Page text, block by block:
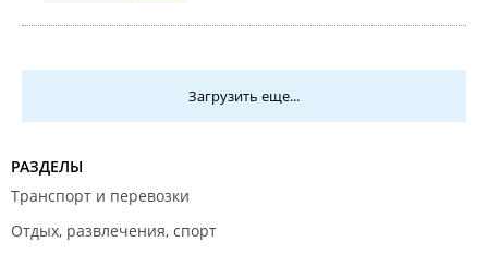
процветания Вам и Вашей компании!!! Вы Профи в
Загрузить еще...
РАЗДЕЛЫ
Транспорт и перевозки
Отдых, развлечения, спорт